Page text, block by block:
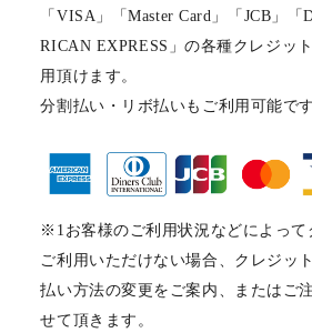
「VISA」「Master Card」「JCB」
RICAN EXPRESS」の各種クレジッ
用頂けます。
分割払い・リボ払いもご利用可能です
※1お客様のご利用状況などによって
ご利用いただけない場合、クレジッ
払い方法の変更をご案内、またはご
せて頂きます。